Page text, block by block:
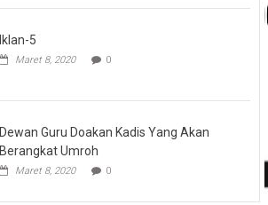
Iklan-5
Maret 8, 2020 0
Dewan Guru Doakan Kadis Yang Akan
Berangkat Umroh
Maret 8, 2020 0